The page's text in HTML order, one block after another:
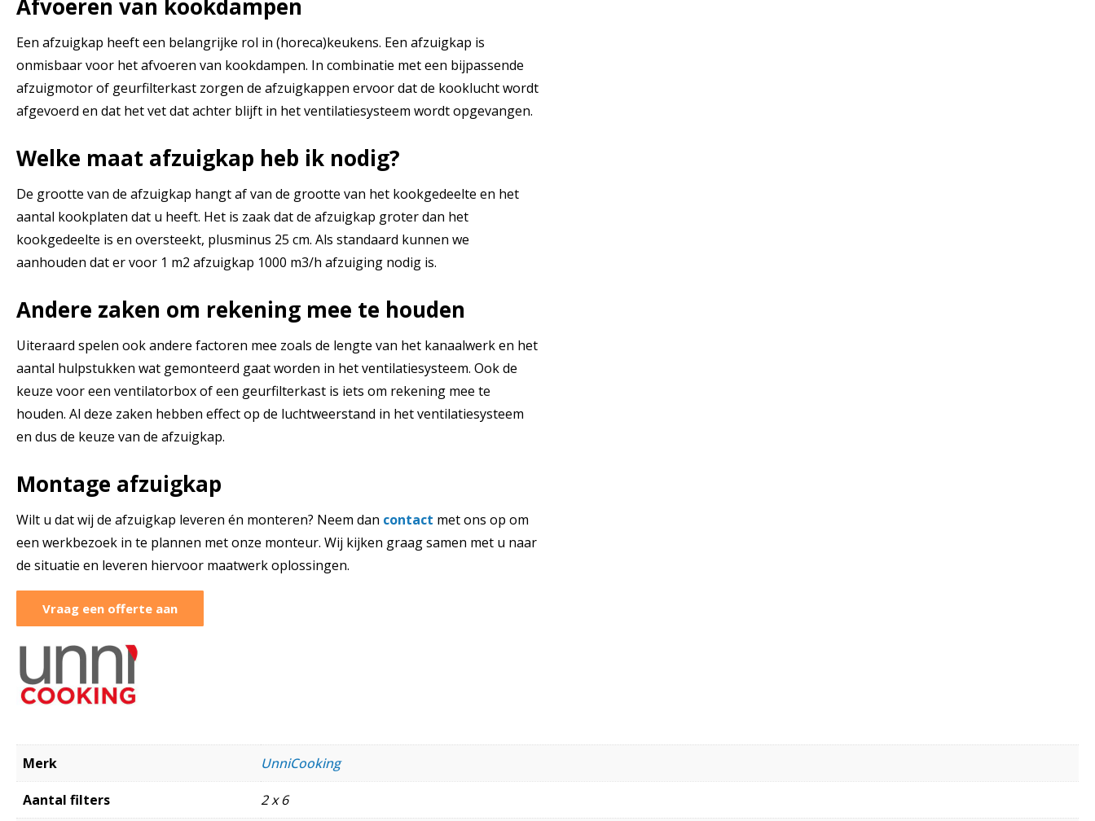
Afvoeren van kookdampen
Een afzuigkap heeft een belangrijke rol in (horeca)keukens. Een afzuigkap is
onmisbaar voor het afvoeren van kookdampen. In combinatie met een bijpassende
afzuigmotor of geurfilterkast zorgen de afzuigkappen ervoor dat de kooklucht wordt
afgevoerd en dat het vet dat achter blijft in het ventilatiesysteem wordt opgevangen.
Welke maat afzuigkap heb ik nodig?
De grootte van de afzuigkap hangt af van de grootte van het kookgedeelte en het
aantal kookplaten dat u heeft. Het is zaak dat de afzuigkap groter dan het
kookgedeelte is en oversteekt, plusminus 25 cm. Als standaard kunnen we
aanhouden dat er voor 1 m2 afzuigkap 1000 m3/h afzuiging nodig is.
Andere zaken om rekening mee te houden
Uiteraard spelen ook andere factoren mee zoals de lengte van het kanaalwerk en het
aantal hulpstukken wat gemonteerd gaat worden in het ventilatiesysteem. Ook de
keuze voor een ventilatorbox of een geurfilterkast is iets om rekening mee te
houden. Al deze zaken hebben effect op de luchtweerstand in het ventilatiesysteem
en dus de keuze van de afzuigkap.
Montage afzuigkap
Wilt u dat wij de afzuigkap leveren én monteren? Neem dan contact met ons op om
een werkbezoek in te plannen met onze monteur. Wij kijken graag samen met u naar
de situatie en leveren hiervoor maatwerk oplossingen.
Vraag een offerte aan
Merk UnniCooking
Aantal filters 2 x 6